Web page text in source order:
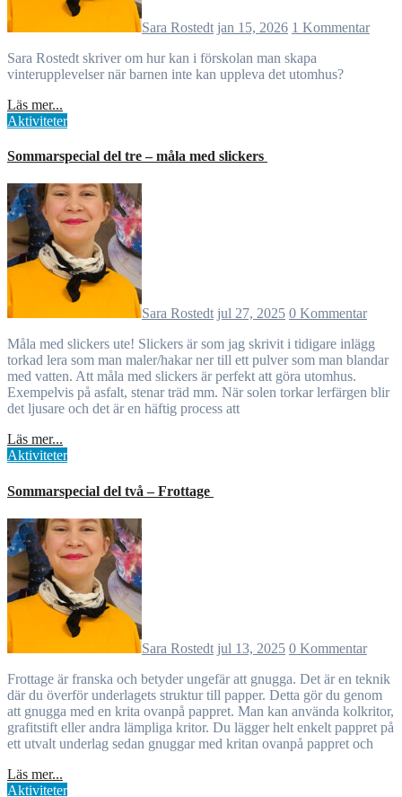
Sara Rostedt jan 15, 2026 1 Kommentar
Sara Rostedt skriver om hur kan i förskolan man skapa
vinterupplevelser när barnen inte kan uppleva det utomhus?
Läs mer...
Aktiviteter
Sommarspecial del tre – måla med slickers
Sara Rostedt jul 27, 2025 0 Kommentar
Måla med slickers ute! Slickers är som jag skrivit i tidigare inlägg
torkad lera som man maler/hakar ner till ett pulver som man blandar
med vatten. Att måla med slickers är perfekt att göra utomhus.
Exempelvis på asfalt, stenar träd mm. När solen torkar lerfärgen blir
det ljusare och det är en häftig process att
Läs mer...
Aktiviteter
Sommarspecial del två – Frottage
Sara Rostedt jul 13, 2025 0 Kommentar
Frottage är franska och betyder ungefär att gnugga. Det är en teknik
där du överför underlagets struktur till papper. Detta gör du genom
att gnugga med en krita ovanpå pappret. Man kan använda kolkritor,
grafitstift eller andra lämpliga kritor. Du lägger helt enkelt pappret på
ett utvalt underlag sedan gnuggar med kritan ovanpå pappret och
Läs mer...
Aktiviteter